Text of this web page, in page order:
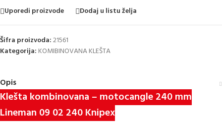
Uporedi proizvode Dodaj u listu želja
Šifra proizvoda:21561
Kategorija: KOMIBINOVANA KLEŠTA
Opis
Klešta kombinovana – motocangle 240 mm
Lineman 09 02 240 Knipex